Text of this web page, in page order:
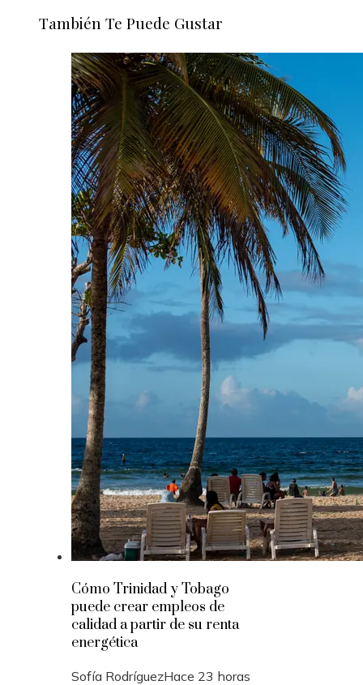
También Te Puede Gustar
Cómo Trinidad y Tobago
puede crear empleos de
calidad a partir de su renta
energética
Sofía RodríguezHace 23 horas